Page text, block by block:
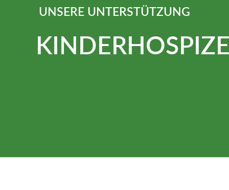
UNSERE UNTERSTÜTZUNG